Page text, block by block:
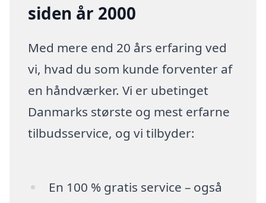
siden år 2000
Med mere end 20 års erfaring ved
vi, hvad du som kunde forventer af
en håndværker. Vi er ubetinget
Danmarks største og mest erfarne
tilbudsservice, og vi tilbyder:
En 100 % gratis service – også